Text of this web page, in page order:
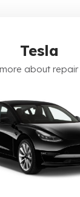
Tesla
about